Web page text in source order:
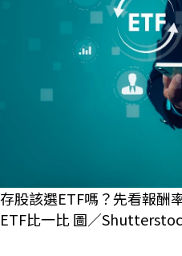
存股該選ETF嗎？先看報酬
ETF比一比 圖／